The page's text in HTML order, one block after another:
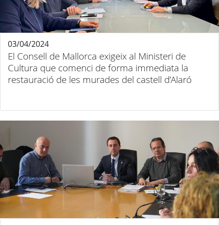
El Consell de Mallorca exigeix al Ministeri de
Cultura que comenci de forma immediata la
restauració de les murades del castell d’Alaró
03/04/2024